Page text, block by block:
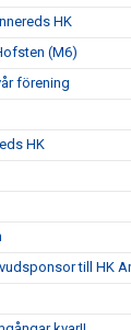
HK
(M6)
förening
HK
till HK